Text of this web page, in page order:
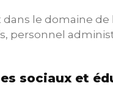
le domaine de
personnel
sociaux et